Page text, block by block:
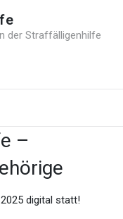
der Straffälligenhilfe
–
digital statt!